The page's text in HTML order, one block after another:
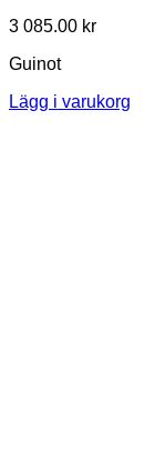
3 085.00 kr
Guinot
Lägg i varukorg